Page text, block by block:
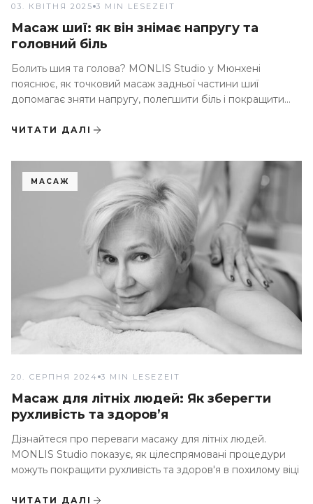
03. КВІТНЯ 2025 3 MIN LESEZEIT
Масаж шиї: як він знімає напругу та
головний біль
Болить шия та голова? MONLIS Studio у Мюнхені
пояснює, як точковий масаж задньої частини шиї
допомагає зняти напругу, полегшити біль і покращити
ЧИТАТИ ДАЛІ
МАСАЖ
20. СЕРПНЯ 2024 3 MIN LESEZEIT
Масаж для літніх людей: Як зберегти
рухливість та здоров’я
Дізнайтеся про переваги масажу для літніх людей.
MONLIS Studio показує, як цілеспрямовані процедури
можуть покращити рухливість та здоров'я в похилому віці
ЧИТАТИ ДАЛІ